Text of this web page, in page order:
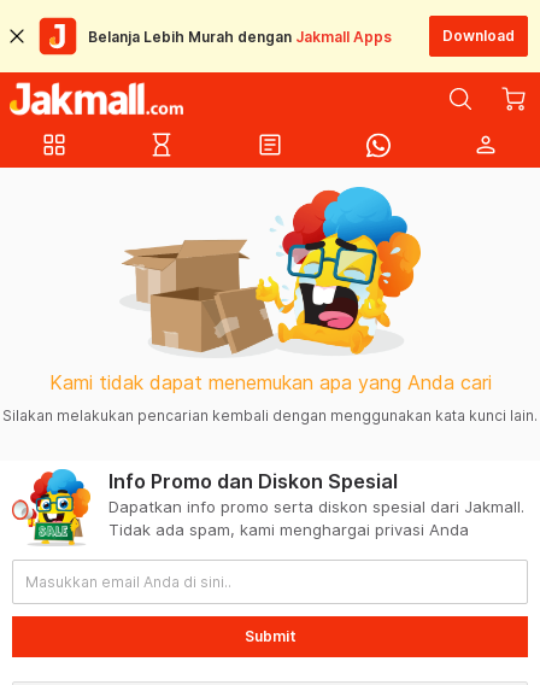
Belanja Lebih Murah dengan Jakmall Apps Download
grid_view hourglass_empty article person
Kami tidak dapat menemukan apa yang Anda cari
Silakan melakukan pencarian kembali dengan menggunakan kata kunci lain.
Info Promo dan Diskon Spesial
Dapatkan info promo serta diskon spesial dari Jakmall.
Tidak ada spam, kami menghargai privasi Anda
Submit